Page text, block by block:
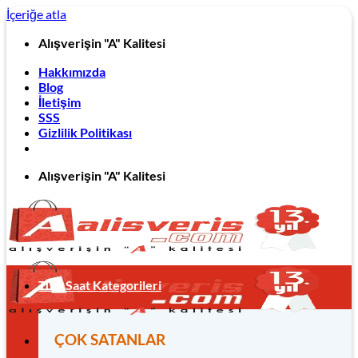
İçeriğe atla
Alışverişin "A" Kalitesi
Hakkımızda
Blog
İletişim
SSS
Gizlilik Politikası
Alışverişin "A" Kalitesi
Tüm Saat Kategorileri
ÇOK SATANLAR